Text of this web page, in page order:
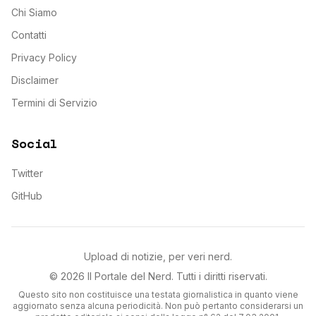
Chi Siamo
Contatti
Privacy Policy
Disclaimer
Termini di Servizio
Social
Twitter
GitHub
Upload di notizie, per veri nerd.
© 2026 Il Portale del Nerd. Tutti i diritti riservati.
Questo sito non costituisce una testata giornalistica in quanto viene
aggiornato senza alcuna periodicità. Non può pertanto considerarsi un